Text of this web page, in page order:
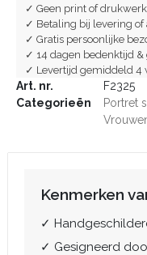
✓ Geen print of drukwerk
✓ Betaling bij levering of
✓ Gratis persoonlijke
✓ 14 dagen bedenktijd &
✓ Levertijd gemiddeld 4
Art. nr.
F2325
Categorieën
Portret
Kenmerken
✓
✓ Gesigneerd